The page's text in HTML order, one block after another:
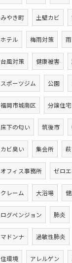
みやき町 土壁カビ
ホテル 梅雨対策 雨
台風対策 健康被害
スポーツジム 公園
福岡市城南区 分譲住宅
床下の匂い 筑後市
カビ臭い 集会所
オフィス事務所 ゼロ
クレーム 大浴場
ログペンジョン 肺炎
マドンナ 過敏性肺炎
住環境 アレルゲン